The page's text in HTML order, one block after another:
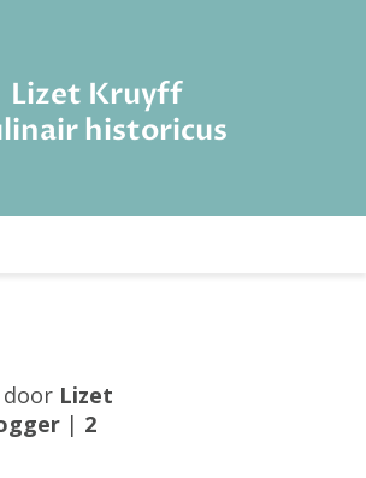
Lizet Kruyff
historicus
door Lizet
| 2